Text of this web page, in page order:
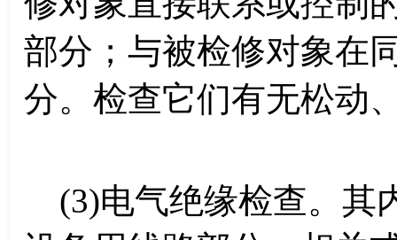
部分；与被检修对象在
分。检查它们有无松动
(3)电气绝缘检查。其